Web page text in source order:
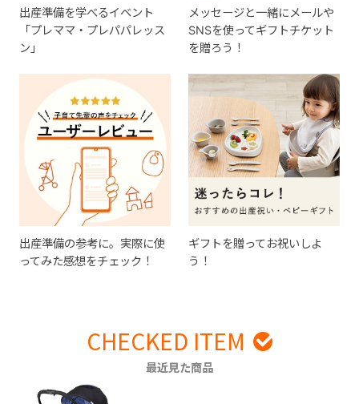
出産準備を学べるイベント
「プレママ・プレパパレッス
ン」
メッセージと一緒にメールや
SNSを使ってギフトチケット
を贈ろう！
出産準備の参考に。実際に使
ってみた感想をチェック！
ギフトを贈ってお祝いしよ
う！
CHECKED ITEM
最近見た商品